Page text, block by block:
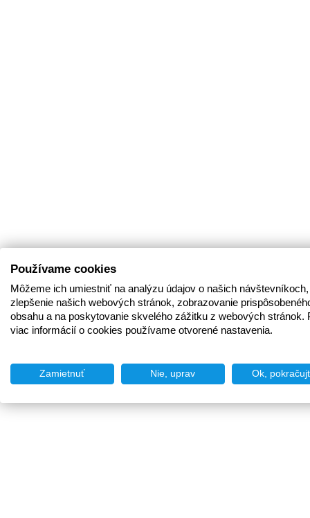
Používame cookies
Môžeme ich umiestniť na analýzu údajov o našich
zlepšenie našich webových stránok, zobrazovanie
obsahu a na poskytovanie skvelého zážitku z webových stránok.
viac informácií o cookies používame otvorené nastavenia.
Zamietnuť Nie, uprav Ok,